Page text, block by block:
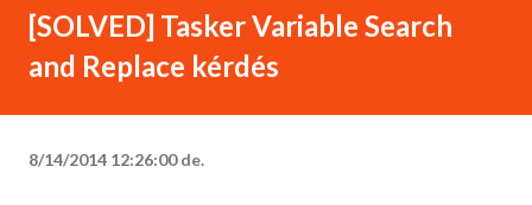
[SOLVED] Tasker Variable Search
and Replace kérdés
8/14/2014 12:26:00 de.